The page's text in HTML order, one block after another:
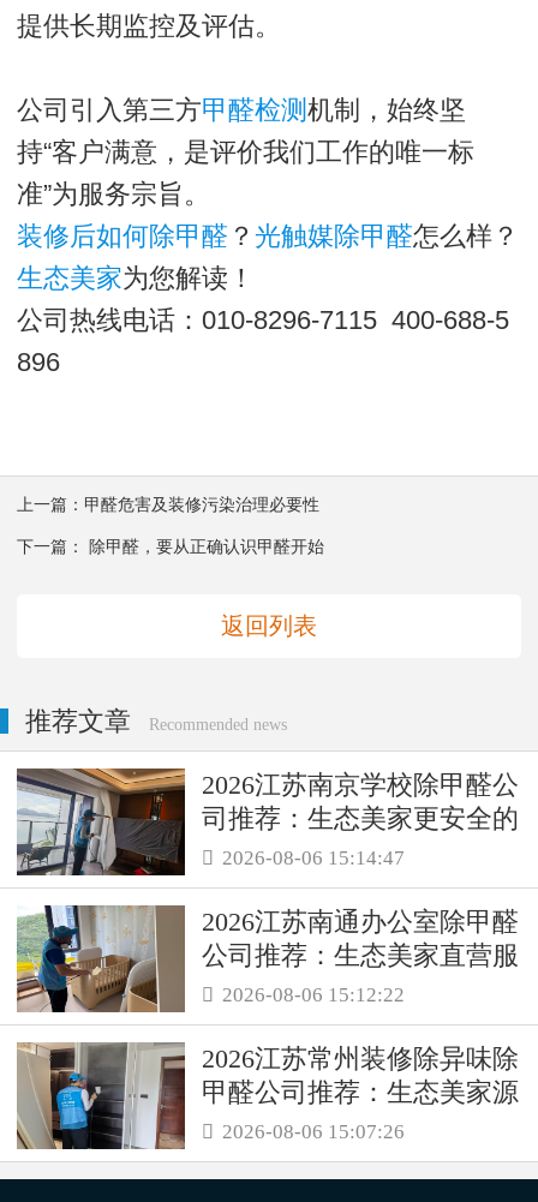
提供长期监控及评估。
公司引入第三方甲醛检测 机制，始终坚
持“客户满意，是评价我们工作的唯一标
准”为服务宗旨。
装修后如何除甲醛 ？ 光触媒除甲醛怎么样？
生态美家为您解读！
公司热线电话：010-8296-7115 400-688-5
896
上一篇： 甲醛危害及装修污染治理必要性
下一篇： 除甲醛，要从正确认识甲醛开始
返回列表
推荐文章 Recommended news
2026江苏南京学校除甲醛公
司推荐：生态美家更安全的
母婴级治理服务！
 2026-08-06 15:14:47
2026江苏南通办公室除甲醛
公司推荐：生态美家直营服
务保障职场空气品质
 2026-08-06 15:12:22
2026江苏常州装修除异味除
甲醛公司推荐：生态美家源
头消解复合装修污染
 2026-08-06 15:07:26